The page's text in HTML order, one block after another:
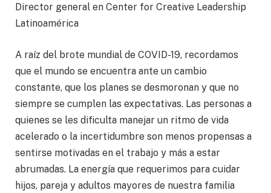
Director general en Center for Creative Leadership
Latinoamérica
A raíz del brote mundial de COVID-19, recordamos
que el mundo se encuentra ante un cambio
constante, que los planes se desmoronan y que no
siempre se cumplen las expectativas. Las personas a
quienes se les dificulta manejar un ritmo de vida
acelerado o la incertidumbre son menos propensas a
sentirse motivadas en el trabajo y más a estar
abrumadas. La energía que requerimos para cuidar
hijos, pareja y adultos mayores de nuestra familia